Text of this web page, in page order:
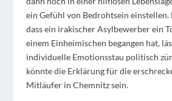
ein Gefühl von Bedrohtsein einstellen.
dass ein irakischer Asylbewerber ein
einem Einheimischen begangen hat,
individuelle Emotionsstau politisch
könnte die Erklärung für die
Mitläufer in Chemnitz sein.